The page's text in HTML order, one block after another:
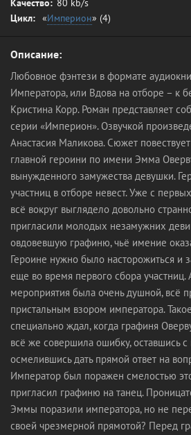
Качество: 80 kb/s
Цикл: «Империон» (4)
Описание:
Любовное фэнтези в формате
Императора, или Вдова на отборе – к
Кристина Корр. Роман представляет
серии «Империон». Озвучкой
Анастасия Маликова. Сюжет
главной героини по имени Эмма
вынужденного замужества девушки.
участниц в отборе невест. Уже с
всё вокруг выглядело довольно
пригласили молодых незамужних
овдовевшую графиню, чьё имение
Героине нужно было насторожиться и
еще во время первого сбора участниц.
мероприятия была очень душной, всё
пристальным взором императора.
специально ждал, когда графиня
всё же совершила ошибку, оставшись
осмелившись дать прямой ответ на
Император был поражен смелостью
пригласил графиню на танец.
Эммы поразили императора, но не
своей чрезмерной прямотой? Перед